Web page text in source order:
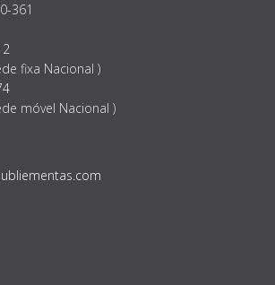
361
fixa Nacional )
móvel Nacional )